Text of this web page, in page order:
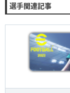
選手関連記事